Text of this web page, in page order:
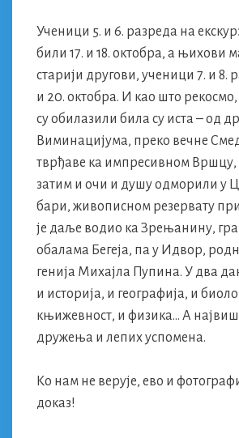
Ученици 5. и 6. разреда на
били 17. и 18. октобра, а њихови
старији другови, ученици 7. и 8.
и 20. октобра. И као што рекосмо,
су обилазили била су иста – од
Виминацијума, преко вечне
тврђаве ка импресивном Вршцу,
затим и очи и душу одморили у
бари, живописном резервату
је даље водио ка Зрењанину,
обалама Бегеја, па у Идвор,
генија Михајла Пупина. У два
и историја, и географија, и
књижевност, и физика… А
дружења и лепих успомена.
Ко нам не верује, ево и
доказ!